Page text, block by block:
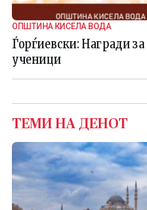
ОПШТИНА КИСЕЛА ВОДА
Ѓорѓиевски: Награди
ученици
ТЕМИ НА ДЕНОТ